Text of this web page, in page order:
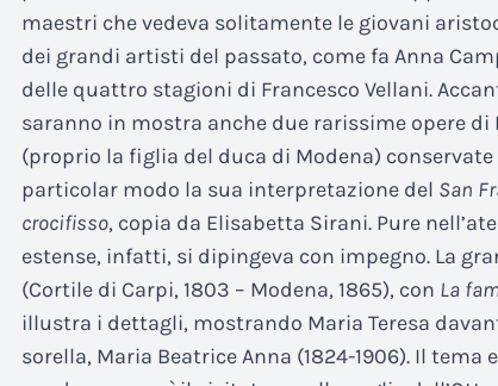
maestri che vedeva solitamente le giovani
dei grandi artisti del passato, come fa Anna
delle quattro stagioni di Francesco Vellani.
saranno in mostra anche due rarissime opere di
(proprio la figlia del duca di Modena) conservate
particolar modo la sua interpretazione del San
crocifisso, copia da Elisabetta Sirani. Pure
estense, infatti, si dipingeva con impegno. La
(Cortile di Carpi, 1803 – Modena, 1865), con La
illustra i dettagli, mostrando Maria Teresa
sorella, Maria Beatrice Anna (1824-1906). Il